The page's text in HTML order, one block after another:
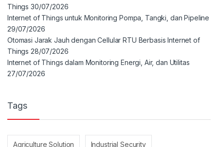
Things 30/07/2026
Internet of Things untuk Monitoring Pompa, Tangki, dan Pipeline
29/07/2026
Otomasi Jarak Jauh dengan Cellular RTU Berbasis Internet of
Things 28/07/2026
Internet of Things dalam Monitoring Energi, Air, dan Utilitas
27/07/2026
Tags
Agriculture Solution Industrial Security